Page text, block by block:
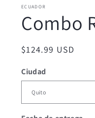
ECUADOR
Combo
Precio
$124.99 USD
Ciudad